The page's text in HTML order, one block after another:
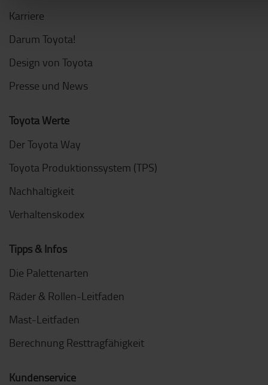
Karriere
Darum Toyota!
Design von Toyota
Presse und News
Toyota Werte
Der Toyota Way
Toyota Produktionssystem (TPS)
Nachhaltigkeit
Verhaltenskodex
Tipps & Infos
Die Palettenarten
Räder & Rollen-Leitfaden
Mast-Leitfaden
Berechnung Resttragfähigkeit
Kundenservice